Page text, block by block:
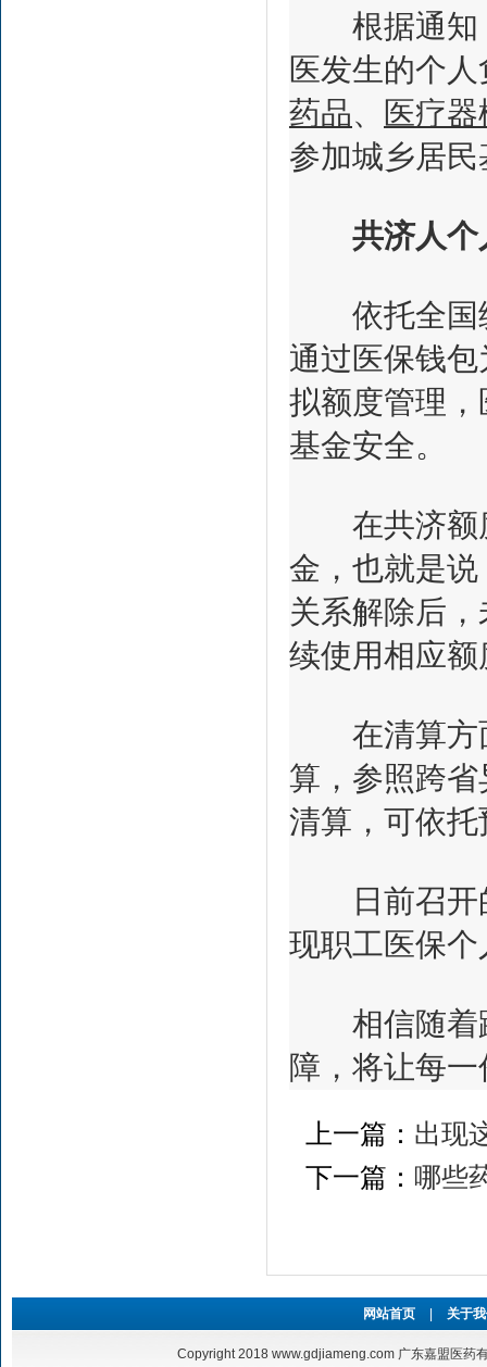
根据通知，
医发生的个
药品、
医疗器
参加城乡居
共济人个人
依托全国统
通过医保钱
拟额度管理
基金安全。
在共济额度
金，也就是
关系解除后
续使用相应
在清算方面
算，参照跨
清算，可依
日前召开的
现职工医保
相信随着跨
障，将让每
上一篇： 出现
下一篇： 哪些
网站首页 关于
Copyright 2018 www.gdjiameng.com 广东嘉盟医药